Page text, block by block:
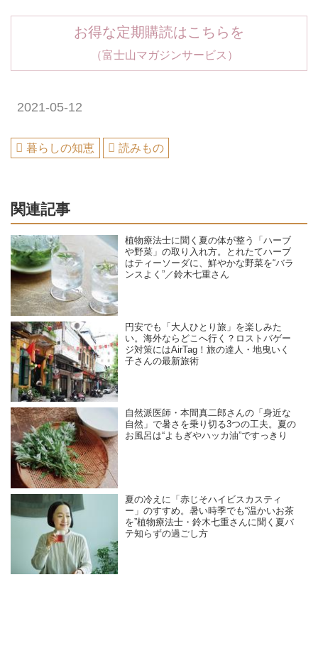
お得な定期購読はこちらを
（富士山マガジンサービス）
2021-05-12
暮らしの知恵 読みもの
関連記事
植物療法士に聞く夏の体が整う「ハーブ
や野菜」の取り入れ方。とれたてハーブ
はティーソーダに、鮮やかな野菜を“バラ
ンスよく”／鈴木七重さん
円安でも「大人ひとり旅」を楽しみた
い。海外ならどこへ行く？ロストバゲー
ジ対策にはAirTag！旅の達人・地曳いく
子さんの最新旅術
自然派医師・本間真二郎さんの「身近な
自然」で暑さを乗り切る3つの工夫。夏の
お風呂は“よもぎやハッカ油”ですっきり
夏の冷えに「赤じそハイビスカスティ
ー」のすすめ。暑い時季でも“温かいお茶
を”植物療法士・鈴木七重さんに聞く夏バ
テ知らずの過ごし方